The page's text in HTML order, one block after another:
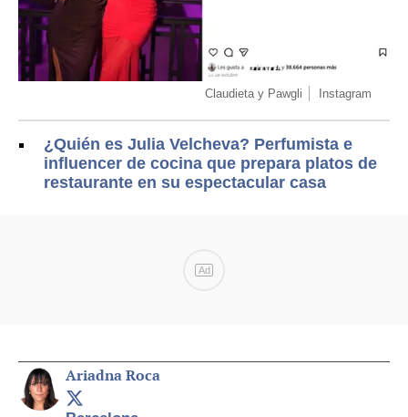
Claudieta y Pawgli Instagram
¿Quién es Julia Velcheva? Perfumista e
influencer de cocina que prepara platos de
restaurante en su espectacular casa
Ad
Ariadna Roca